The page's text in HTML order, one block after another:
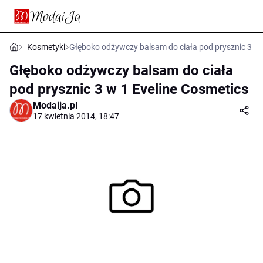
Kosmetyki Głęboko odżywczy balsam do ciała pod prysznic 3 w
Głęboko odżywczy balsam do ciała
pod prysznic 3 w 1 Eveline Cosmetics
Modaija.pl
17 kwietnia 2014, 18:47